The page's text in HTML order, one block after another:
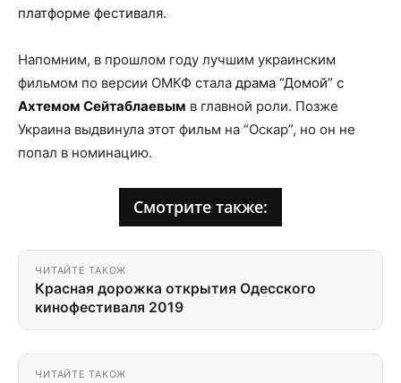
платформе фестиваля.
Напомним, в прошлом году лучшим украинским
фильмом по версии ОМКФ стала драма “Домой” с
Ахтемом Сейтаблаевым в главной роли. Позже
Украина выдвинула этот фильм на “Оскар”, но он не
попал в номинацию.
Смотрите также:
ЧИТАЙТЕ ТАКОЖ
Красная дорожка открытия Одесского
кинофестиваля 2019
ЧИТАЙТЕ ТАКОЖ